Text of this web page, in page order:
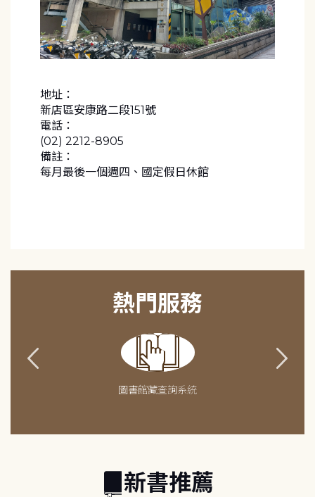
地址：
新店區安康路二段151號
電話：
(02) 2212-8905
備註：
每月最後一個週四、國定假日休館
熱門服務
圖書館藏查詢系統
新書推薦